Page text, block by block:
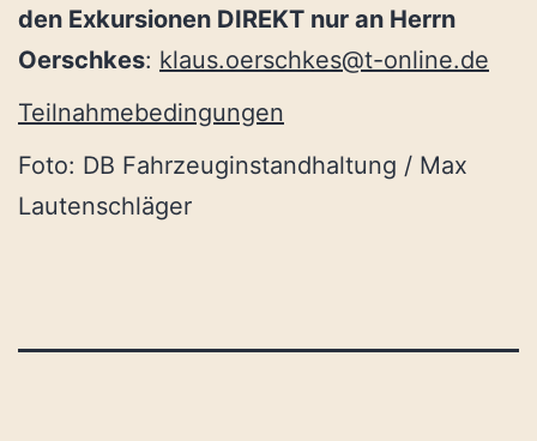
den Exkursionen DIREKT nur an Herrn
Oerschkes: klaus.oerschkes@t-online.de
Teilnahmebedingungen
Foto: DB Fahrzeuginstandhaltung / Max
Lautenschläger